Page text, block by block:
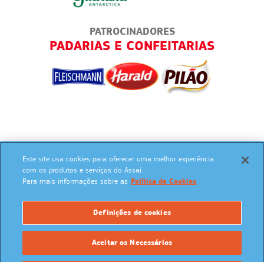
PATROCINADORES
PADARIAS E CONFEITARIAS
SIGA NAS REDES SOCIAIS:
Este site usa cookies para oferecer uma melhor experiência
com os produtos e serviços do Assaí.
Para mais informações sobre as Política de Cookies
Definições de cookies
Aceitar os Necessários